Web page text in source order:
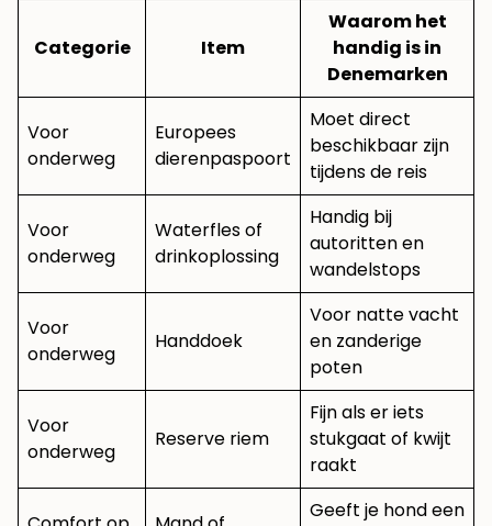
Categorie Item
Waarom het
handig is in
Denemarken
Voor
onderweg
Europees
dierenpaspoort
Moet direct
beschikbaar zijn
tijdens de reis
Voor
onderweg
Waterfles of
drinkoplossing
Handig bij
autoritten en
wandelstops
Voor
onderweg
Handdoek
Voor natte vacht
en zanderige
poten
Voor
onderweg
Reserve riem
Fijn als er iets
stukgaat of kwijt
raakt
Geeft je hond een